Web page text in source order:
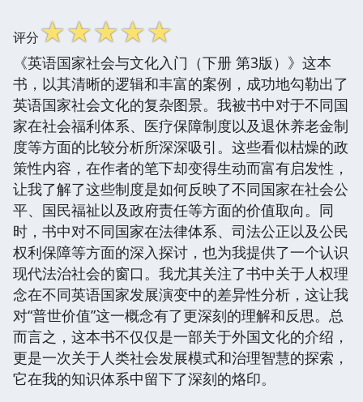
评分☆☆☆☆☆
《英语国家社会与文化入门（下册 第3版）》这本
书，以其清晰的逻辑和丰富的案例，成功地勾勒出了
英语国家社会文化的复杂图景。我被书中对于不同国
家在社会福利体系、医疗保障制度以及退休养老金制
度等方面的比较分析所深深吸引。这些看似枯燥的政
策性内容，在作者的笔下却变得生动而富有启发性，
让我了解了这些制度是如何反映了不同国家在社会公
平、国民福祉以及政府责任等方面的价值取向。同
时，书中对不同国家在法律体系、司法公正以及公民
权利保障等方面的深入探讨，也为我提供了一个认识
现代法治社会的窗口。我尤其关注了书中关于人权理
念在不同英语国家发展演变中的差异性分析，这让我
对“普世价值”这一概念有了更深刻的理解和反思。总
而言之，这本书不仅仅是一部关于外国文化的介绍，
更是一次关于人类社会发展模式和治理智慧的探索，
它在我的知识体系中留下了深刻的烙印。